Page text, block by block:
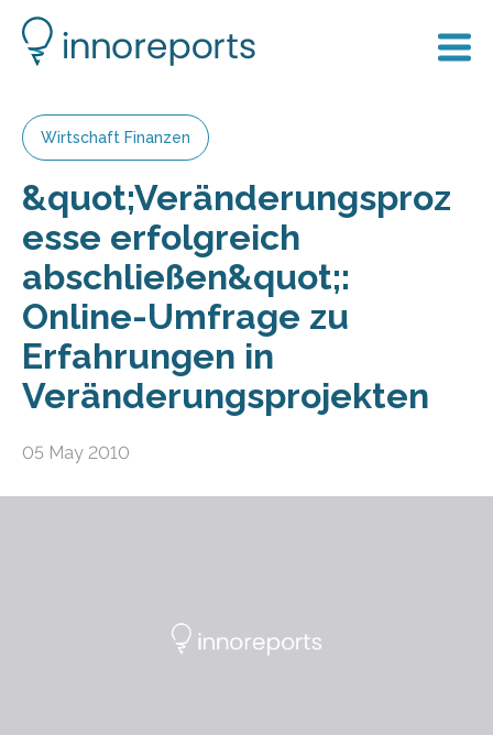
Wirtschaft Finanzen
&quot;Veränderungsproz
esse erfolgreich
abschließen&quot;:
Online-Umfrage zu
Erfahrungen in
Veränderungsprojekten
05 May 2010